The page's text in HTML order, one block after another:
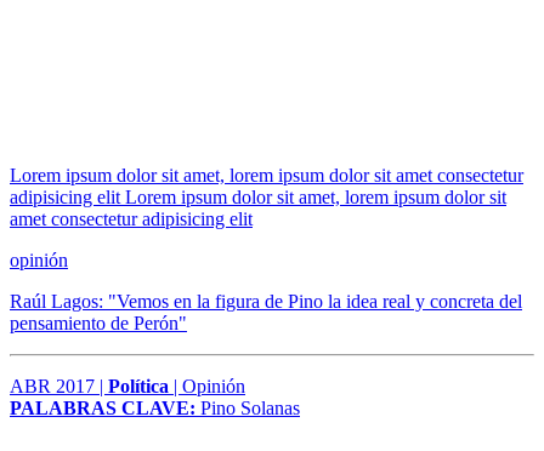
Lorem ipsum dolor sit amet, lorem ipsum dolor sit amet consectetur
adipisicing elit Lorem ipsum dolor sit amet, lorem ipsum dolor sit
amet consectetur adipisicing elit
opinión
Raúl Lagos: "Vemos en la figura de Pino la idea real y concreta del
pensamiento de Perón"
ABR 2017 | Política | Opinión
PALABRAS CLAVE: Pino Solanas